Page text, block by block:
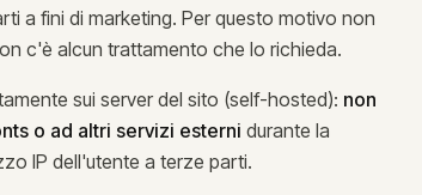
a fini di marketing. Per questo motivo non
c'è alcun trattamento che lo richieda.
sui server del sito (self-hosted): non
o ad altri servizi esterni durante la
IP dell'utente a terze parti.